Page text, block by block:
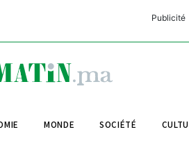
Publicité
MONDE SOCIÉTÉ